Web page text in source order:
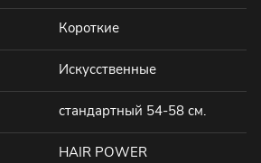
Короткие
Искусственные
стандартный 54-58 см.
HAIR POWER